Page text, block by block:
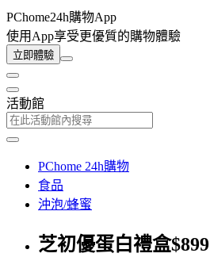
PChome24h購物App
使用App享受更優質的購物體驗
立即體驗
活動館
PChome 24h購物
食品
沖泡/蜂蜜
芝初優蛋白禮盒$899